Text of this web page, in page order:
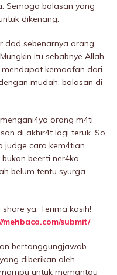
Semoga baIasan yang
dikenang.
dad sebenarnya orang
itu sebabnye Allah
kemaafan dari
mudah, baIasan di
orang m4ti
di akhir4t lagi teruk. So
judge cara kem4tian
beerti ner4ka
belum tentu syurga
ya. Terima kasih!
mehbaca.com/submit/
bertanggungjawab
diberikan oleh
untuk memantau